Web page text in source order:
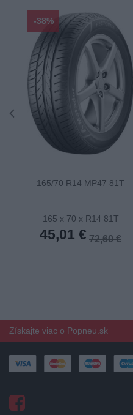
-38%
165/70 R14 MP47 81T
165 x 70 x R14 81T
45,01 € 72,60 €
Získajte viac o Popneu.sk